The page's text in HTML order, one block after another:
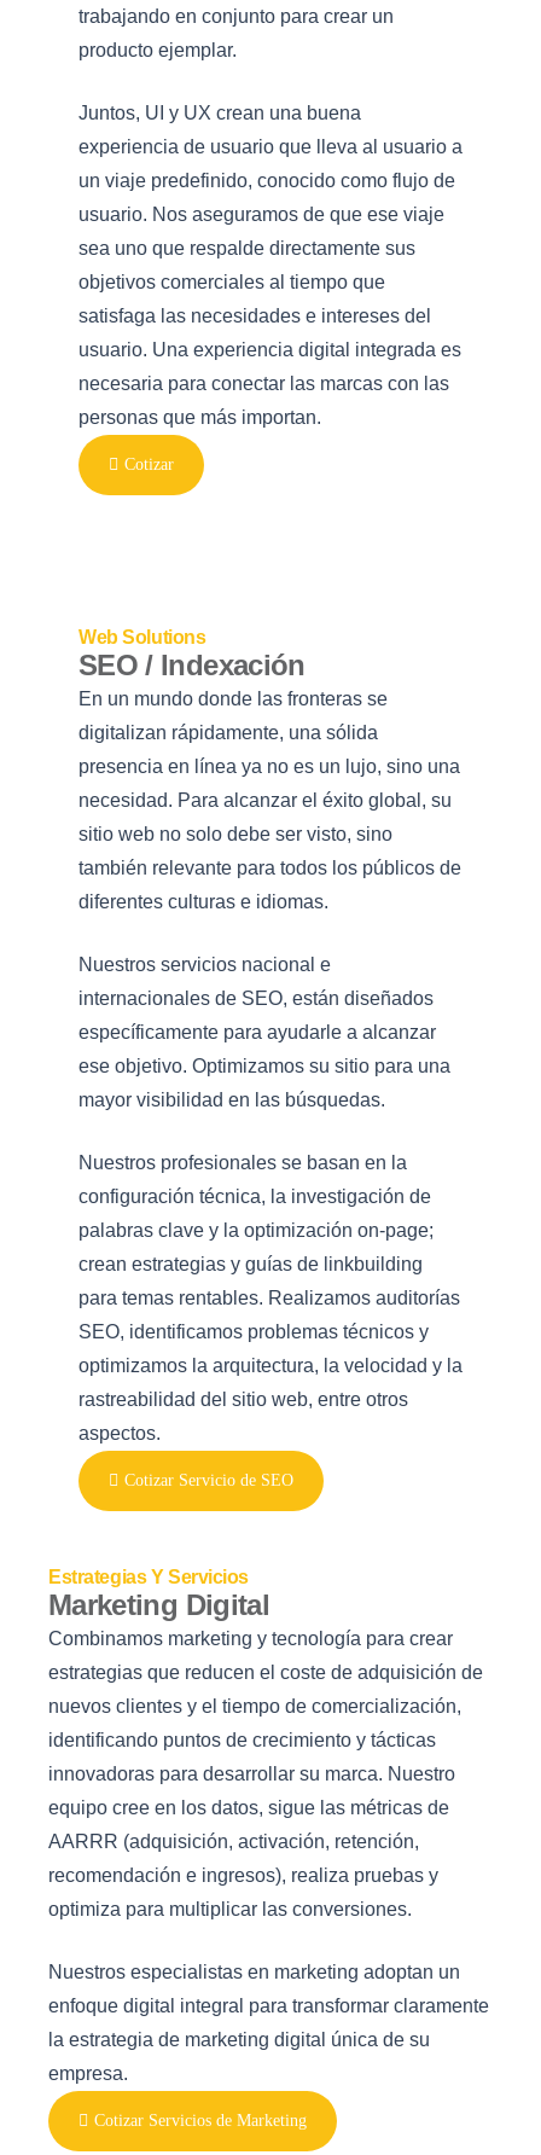
trabajando en conjunto para crear un
producto ejemplar.
Juntos, UI y UX crean una buena
experiencia de usuario que lleva al usuario a
un viaje predefinido, conocido como flujo de
usuario. Nos aseguramos de que ese viaje
sea uno que respalde directamente sus
objetivos comerciales al tiempo que
satisfaga las necesidades e intereses del
usuario. Una experiencia digital integrada es
necesaria para conectar las marcas con las
personas que más importan.
Cotizar
Web Solutions
SEO / Indexación
En un mundo donde las fronteras se
digitalizan rápidamente, una sólida
presencia en línea ya no es un lujo, sino una
necesidad. Para alcanzar el éxito global, su
sitio web no solo debe ser visto, sino
también relevante para todos los públicos de
diferentes culturas e idiomas.
Nuestros servicios nacional e
internacionales de SEO, están diseñados
específicamente para ayudarle a alcanzar
ese objetivo. Optimizamos su sitio para una
mayor visibilidad en las búsquedas.
Nuestros profesionales se basan en la
configuración técnica, la investigación de
palabras clave y la optimización on-page;
crean estrategias y guías de linkbuilding
para temas rentables. Realizamos auditorías
SEO, identificamos problemas técnicos y
optimizamos la arquitectura, la velocidad y la
rastreabilidad del sitio web, entre otros
aspectos.
Cotizar Servicio de SEO
Estrategias Y Servicios
Marketing Digital
Combinamos marketing y tecnología para crear
estrategias que reducen el coste de adquisición de
nuevos clientes y el tiempo de comercialización,
identificando puntos de crecimiento y tácticas
innovadoras para desarrollar su marca. Nuestro
equipo cree en los datos, sigue las métricas de
AARRR (adquisición, activación, retención,
recomendación e ingresos), realiza pruebas y
optimiza para multiplicar las conversiones.
Nuestros especialistas en marketing adoptan un
enfoque digital integral para transformar claramente
la estrategia de marketing digital única de su
empresa.
Cotizar Servicios de Marketing